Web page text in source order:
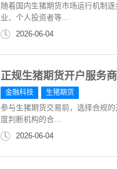
随着国内生猪期货市场运行机制
业、个人投资者等...
2026-06-04
正规生猪期货开户服务
金融科技 生猪期货
参与生猪期货交易前，选择合规
度判断机构的合...
2026-06-04